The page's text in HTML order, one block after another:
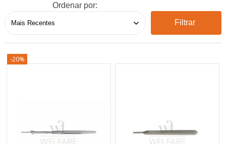
Ordenar por:
Filtrar
-20%